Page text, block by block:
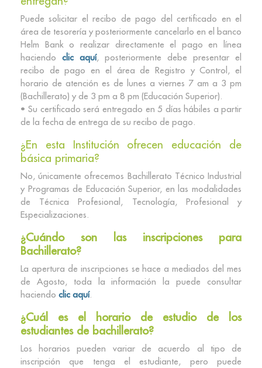
Puede solicitar el recibo de pago del certificado en el
área de tesorería y posteriormente cancelarlo en el banco
Helm Bank o realizar directamente el pago en línea
haciendo clic aquí, posteriormente debe presentar el
recibo de pago en el área de Registro y Control, el
horario de atención es de lunes a viernes 7 am a 3 pm
(Bachillerato) y de 3 pm a 8 pm (Educación Superior).
• Su certificado será entregado en 5 días hábiles a partir
de la fecha de entrega de su recibo de pago.
¿En esta Institución ofrecen educación de
básica primaria?
No, únicamente ofrecemos Bachillerato Técnico Industrial
y Programas de Educación Superior, en las modalidades
de Técnica Profesional, Tecnología, Profesional y
Especializaciones.
¿Cuándo son las inscripciones para
Bachillerato?
La apertura de inscripciones se hace a mediados del mes
de Agosto, toda la información la puede consultar
haciendo clic aquí.
¿Cuál es el horario de estudio de los
estudiantes de bachillerato?
Los horarios pueden variar de acuerdo al tipo de
inscripción que tenga el estudiante, pero puede